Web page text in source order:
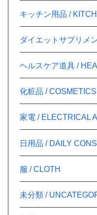
キッチン用品 /
ダイエットサプリメ
ヘルスケア道具 /
化粧品 / COSMETICS
家電 / ELECTRICAL
日用品 / DAILY
服 / CLOTH
未分類 /